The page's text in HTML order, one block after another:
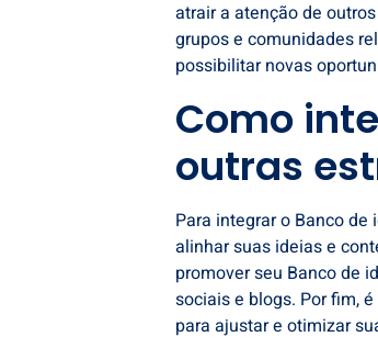
atrair a atenção de
grupos e comunidades
possibilitar novas
Como
outras
Para integrar o Banco
alinhar suas ideias e
promover seu Banco de
sociais e blogs. Por fim,
para ajustar e otimizar